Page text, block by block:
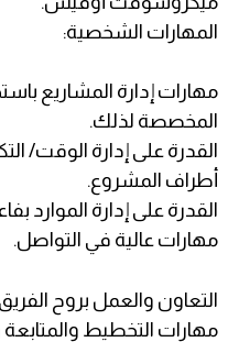
المهارات الشخصية:
مهارات إدارة المشاريع
المخصصة لذلك.
القدرة على إدارة الوقت/
أطراف المشروع.
القدرة على إدارة الموارد
مهارات عالية في التواصل.
التعاون والعمل بروح
مهارات التخطيط والمتابعة